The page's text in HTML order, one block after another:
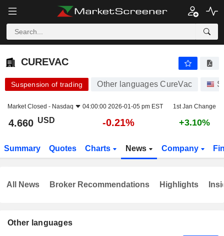
CUREVAC
CUREVAC
Suspension of trading Other languages CureVac
Market Closed - Nasdaq 04:00:00 2026-01-05 pm EST 1st Jan Change
4.660 USD -0.21% +3.10%
Summary Quotes Charts News Company
Other languages
All News Broker Recommendations Highlights